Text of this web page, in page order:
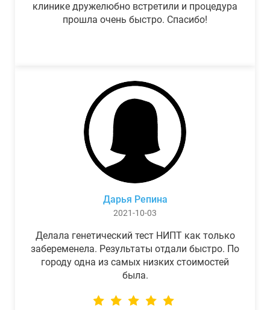
клинике дружелюбно встретили и процедура
прошла очень быстро. Спасибо!
Дарья Репина
2021-10-03
Делала генетический тест НИПТ как только
забеременела. Результаты отдали быстро. По
городу одна из самых низких стоимостей
была.